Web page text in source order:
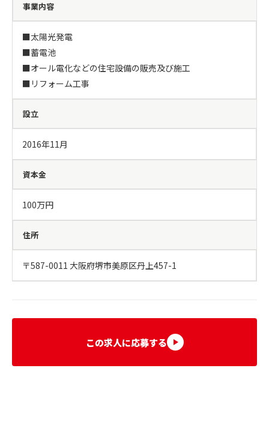
事業内容
■太陽光発電
■蓄電池
■オール電化などの住宅設備の販売及び施工
■リフォーム工事
設立
2016年11月
資本金
100万円
住所
〒587-0011 大阪府堺市美原区丹上457-1
この求人に応募する